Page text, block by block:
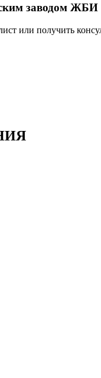
заводом ЖБИ
или получить